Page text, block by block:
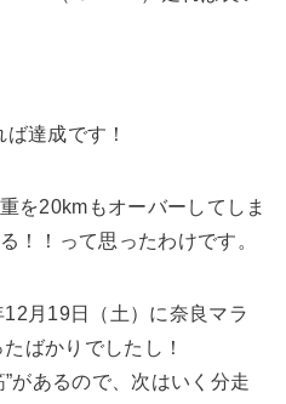
ば達成です！
を20kmもオーバーしてしま
！！って思ったわけです。
月19日（土）に奈良マラ
たばかりでしたし！
があるので、次はいく分走